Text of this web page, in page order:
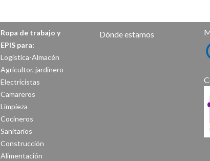
Ropa de trabajo y
EPIS para:
Logística-Almacén
Agricultor, jardinero
Electricistas
Camareros
Limpieza
Cocineros
Sanitarios
Construcción
Alimentación
Dónde estamos
C